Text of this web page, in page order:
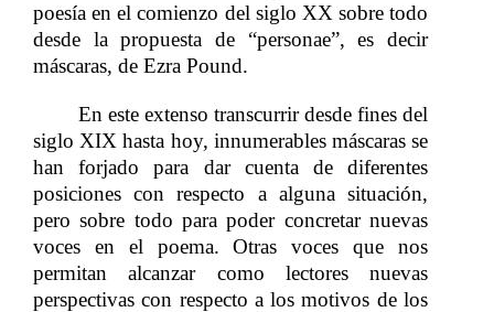
poesía en el comienzo del siglo XX sobre todo
desde la propuesta de “personae”, es decir
máscaras, de Ezra Pound.
En este extenso transcurrir desde fines del
siglo XIX hasta hoy, innumerables máscaras se
han forjado para dar cuenta de diferentes
posiciones con respecto a alguna situación,
pero sobre todo para poder concretar nuevas
voces en el poema. Otras voces que nos
permitan alcanzar como lectores nuevas
perspectivas con respecto a los motivos de los